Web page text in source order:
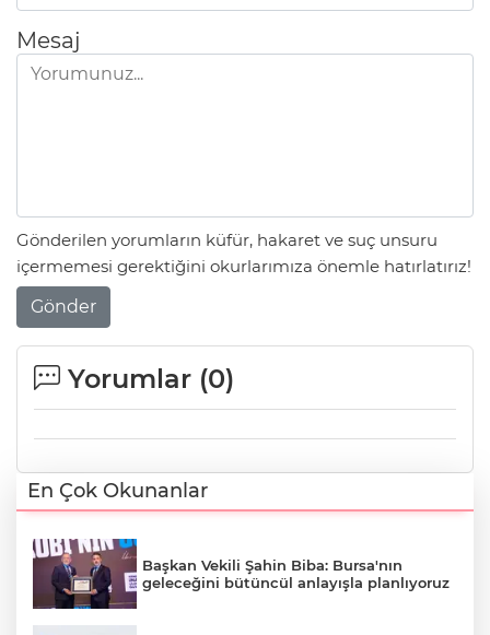
Mesaj
Gönderilen yorumların küfür, hakaret ve suç unsuru
içermemesi gerektiğini okurlarımıza önemle hatırlatırız!
Gönder
Yorumlar (0)
En Çok Okunanlar
Başkan Vekili Şahin Biba: Bursa'nın
geleceğini bütüncül anlayışla planlıyoruz